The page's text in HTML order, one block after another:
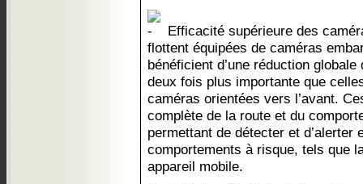
Efficacité supérieure des
flottent équipées de caméras
bénéficient d’une réduction
deux fois plus importante que
caméras orientées vers l’avant.
complète de la route et du
permettant de détecter et d’alerter
comportements à risque, tels que
appareil mobile.